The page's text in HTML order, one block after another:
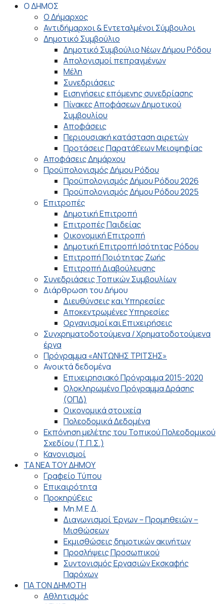
Ο ΔΗΜΟΣ
Ο Δήμαρχος
Αντιδήμαρχοι & Εντεταλμένοι Σύμβουλοι
Δημοτικό Συμβούλιο
Δημοτικό Συμβούλιο Νέων Δήμου Ρόδου
Απολογισμοί πεπραγμένων
Μέλη
Συνεδριάσεις
Εισηγήσεις επόμενης συνεδρίασης
Πίνακες Αποφάσεων Δημοτικού
Συμβουλίου
Αποφάσεις
Περιουσιακή κατάσταση αιρετών
Προτάσεις Παρατάξεων Μειοψηφίας
Αποφάσεις Δημάρχου
Προϋπολογισμός Δήμου Ρόδου
Προϋπολογισμός Δήμου Ρόδου 2026
Προϋπολογισμός Δήμου Ρόδου 2025
Επιτροπές
Δημοτική Επιτροπή
Επιτροπές Παιδείας
Οικονομική Επιτροπή
Δημοτική Επιτροπή Ισότητας Ρόδου
Επιτροπή Ποιότητας Ζωής
Επιτροπή Διαβούλευσης
Συνεδριάσεις Τοπικών Συμβουλίων
Διάρθρωση του Δήμου
Διευθύνσεις και Υπηρεσίες
Αποκεντρωμένες Υπηρεσίες
Οργανισμοί και Επιχειρήσεις
Συγχρηματοδοτούμενα / Χρηματοδοτούμενα
έργα
Πρόγραμμα «ΑΝΤΩΝΗΣ ΤΡΙΤΣΗΣ»
Ανοικτά δεδομένα
Επιχειρησιακό Πρόγραμμα 2015-2020
Ολοκληρωμένο Πρόγραμμα Δράσης
(ΟΠΔ)
Οικονομικά στοιχεία
Πολεοδομικά Δεδομένα
Εκπόνηση μελέτης του Τοπικού Πολεοδομικού
Σχεδίου (Τ.Π.Σ.)
Κανονισμοί
ΤΑ ΝΕΑ ΤΟΥ ΔΗΜΟΥ
Γραφείο Τύπου
Επικαιρότητα
Προκηρύξεις
Μη.Μ.Ε.Δ.
Διαγωνισμοί Έργων – Προμηθειών –
Μισθώσεων
Εκμισθώσεις δημοτικών ακινήτων
Προσλήψεις Προσωπικού
Συντονισμός Εργασιών Εκσκαφής
Παρόχων
ΓΙΑ ΤΟΝ ΔΗΜΟΤΗ
Αθλητισμός